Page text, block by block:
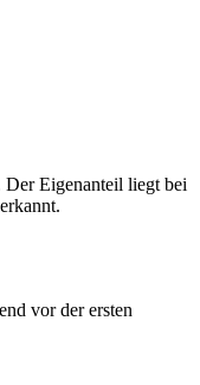
Der Eigenanteil liegt bei
vor der ersten